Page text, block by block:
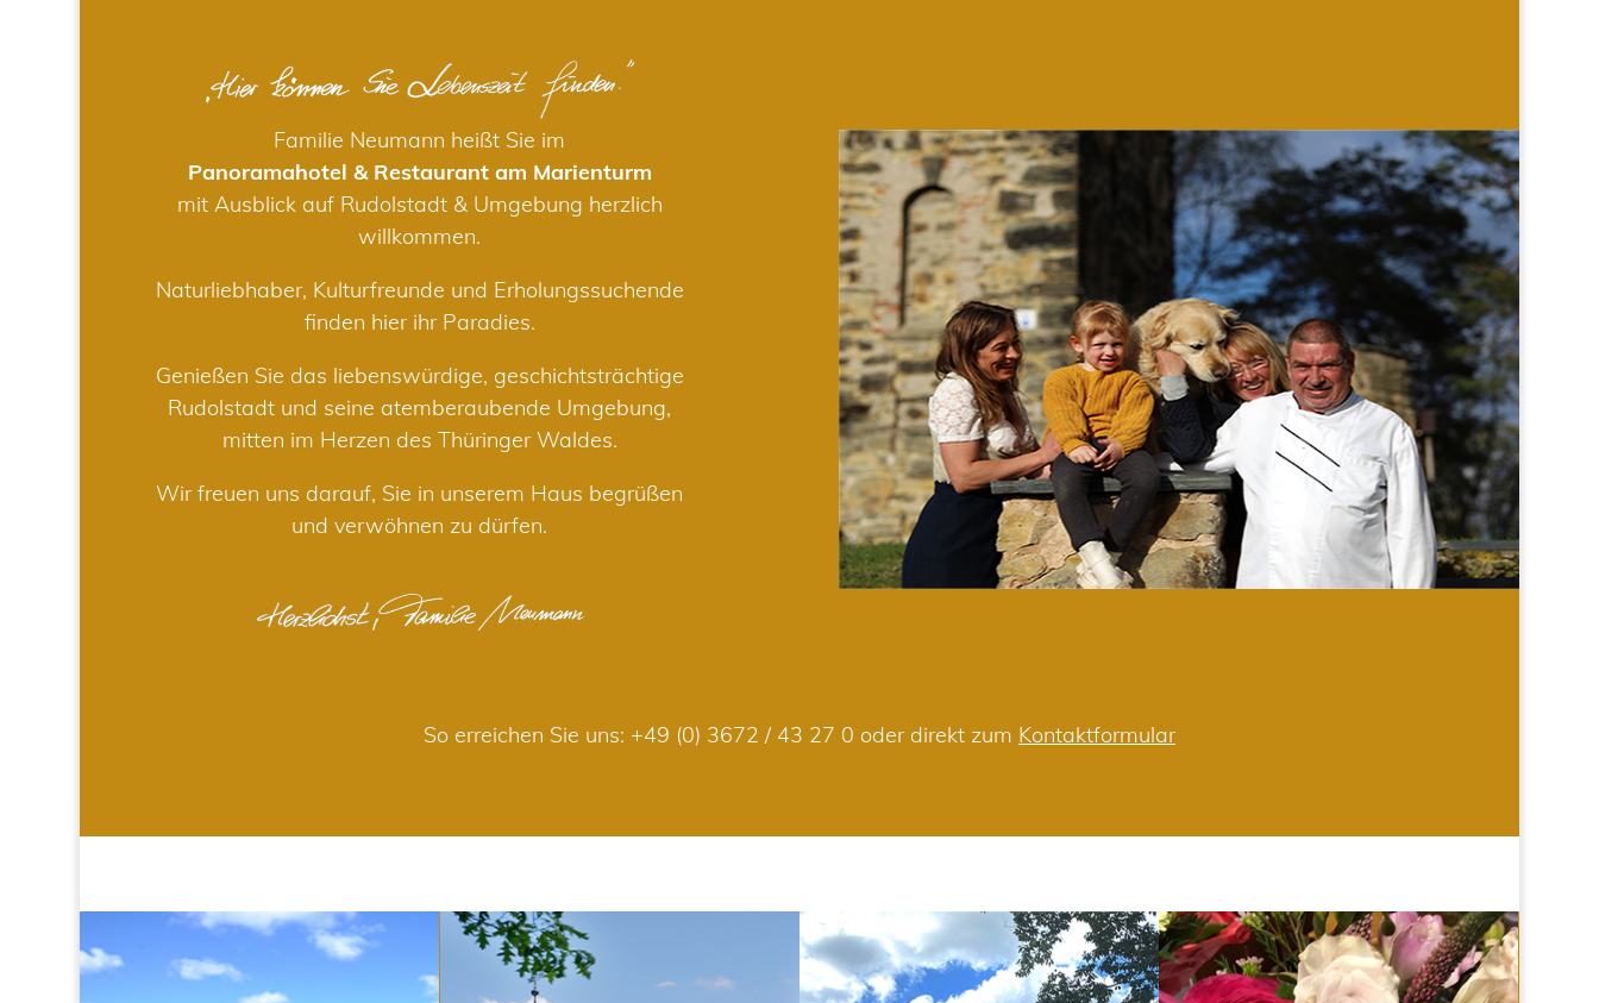
Familie Neumann heißt Sie im
Panoramahotel & Restaurant am Marienturm
mit Ausblick auf Rudolstadt & Umgebung herzlich
willkommen.
Naturliebhaber, Kulturfreunde und Erholungssuchende
finden hier ihr Paradies.
Genießen Sie das liebenswürdige, geschichtsträchtige
Rudolstadt und seine atemberaubende Umgebung,
mitten im Herzen des Thüringer Waldes.
Wir freuen uns darauf, Sie in unserem Haus begrüßen
und verwöhnen zu dürfen.
So erreichen Sie uns: +49 (0) 3672 / 43 27 0 oder direkt zum Kontaktformular